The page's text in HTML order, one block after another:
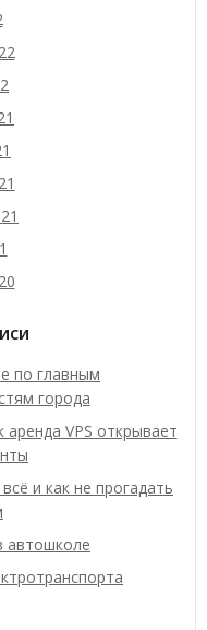
по главным
города
VPS открывает
и как не прогадать
автошколе